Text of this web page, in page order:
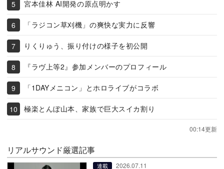
宮本佳林 AI開発の原点明かす
「ラジコン草刈機」の爽快な実力に反響
りくりゅう、振り付けの様子を初公開
『ラヴ上等2』参加メンバーのプロフィール
「1DAYメニコン」とホロライブがコラボ
極楽とんぼ山本、家族で巨大スイカ割り
00:14更新
リアルサウンド厳選記事
連載 2026.07.11